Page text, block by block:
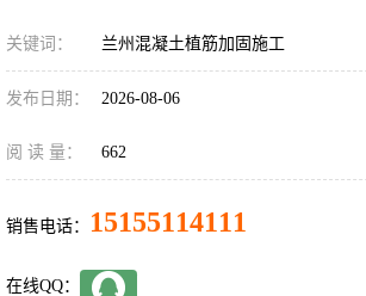
关键词： 兰州混凝土植筋加固施工
发布日期： 2026-08-06
阅 读 量： 662
销售电话： 15155114111
在线QQ：